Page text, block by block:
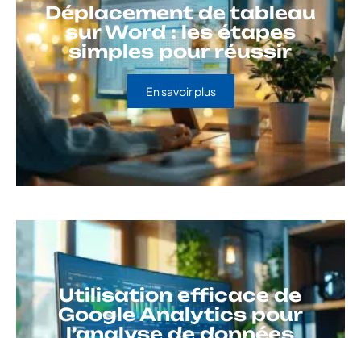
Déplacement de tableau
sur Word : les étapes
simples pour réussir
En savoir plus
Utilisation efficace de
Google Analytics pour
l’analyse de données